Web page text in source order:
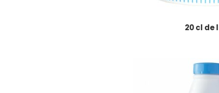
20 cl de